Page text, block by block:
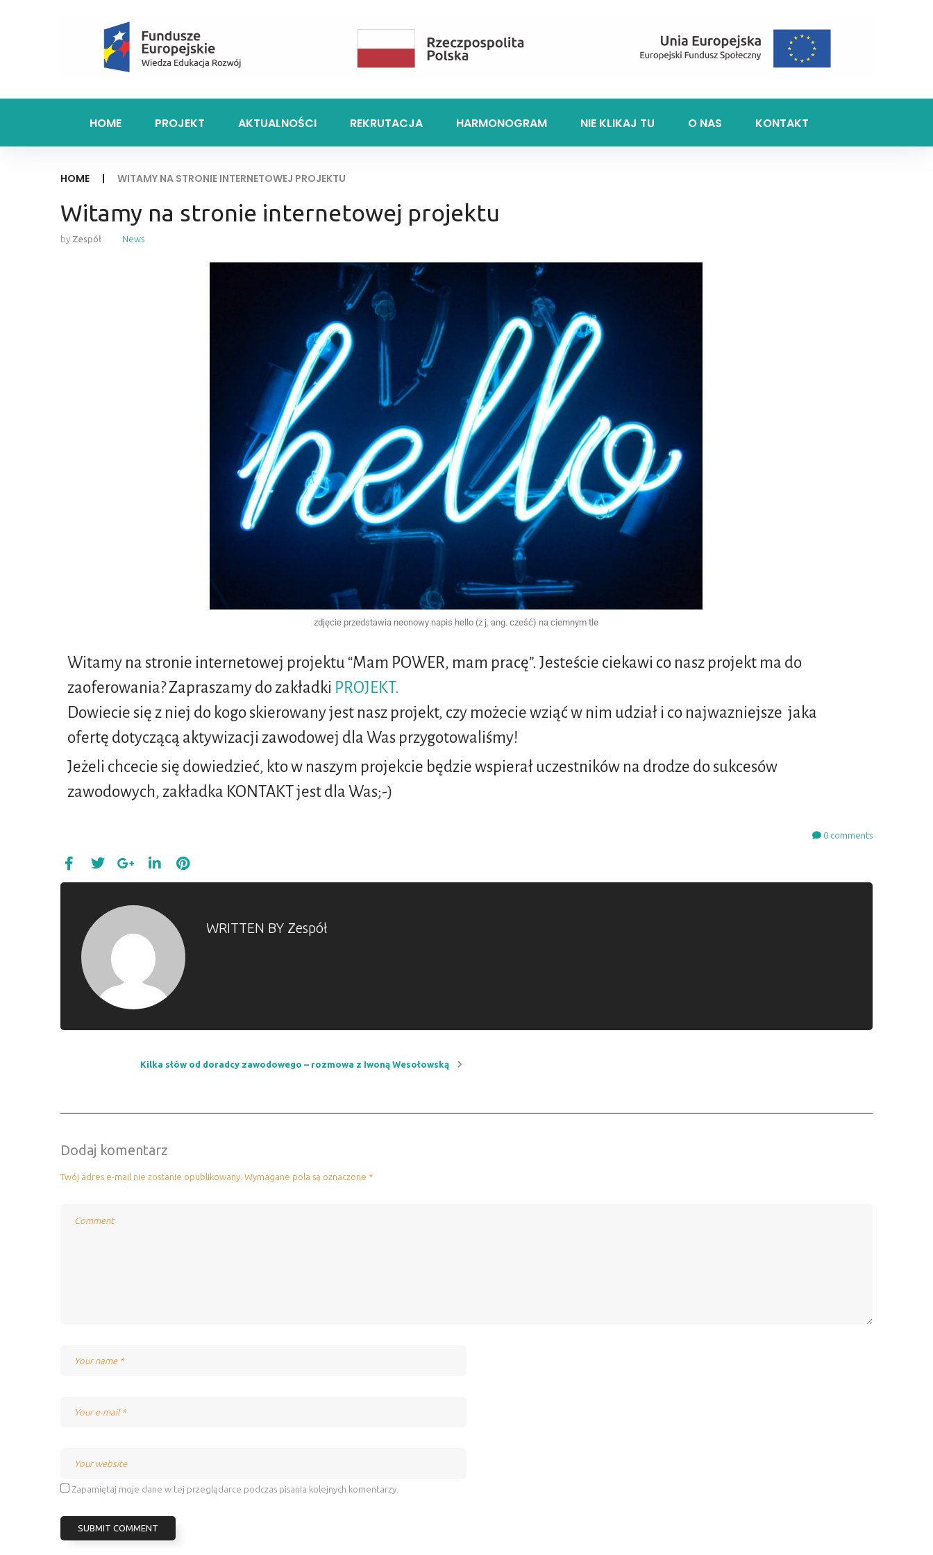
HOME PROJEKT AKTUALNOŚCI REKRUTACJA HARMONOGRAM NIE KLIKAJ TU O NAS KONTAKT
HOME | WITAMY NA STRONIE INTERNETOWEJ PROJEKTU
Witamy na stronie internetowej projektu
by Zespół News
zdjęcie przedstawia neonowy napis hello (z j. ang. cześć) na ciemnym tle
Witamy na stronie internetowej projektu “Mam POWER, mam pracę”. Jesteście ciekawi co nasz projekt ma do
zaoferowania? Zapraszamy do zakładki PROJEKT.
Dowiecie się z niej do kogo skierowany jest nasz projekt, czy możecie wziąć w nim udział i co najwazniejsze jaka
ofertę dotyczącą aktywizacji zawodowej dla Was przygotowaliśmy!
Jeżeli chcecie się dowiedzieć, kto w naszym projekcie będzie wspierał uczestników na drodze do sukcesów
zawodowych, zakładka KONTAKT jest dla Was;-)
0 comments
WRITTEN BY Zespół
Kilka słów od doradcy zawodowego – rozmowa z Iwoną Wesołowską
Dodaj komentarz
Twój adres e-mail nie zostanie opublikowany. Wymagane pola są oznaczone *
Zapamiętaj moje dane w tej przeglądarce podczas pisania kolejnych komentarzy.